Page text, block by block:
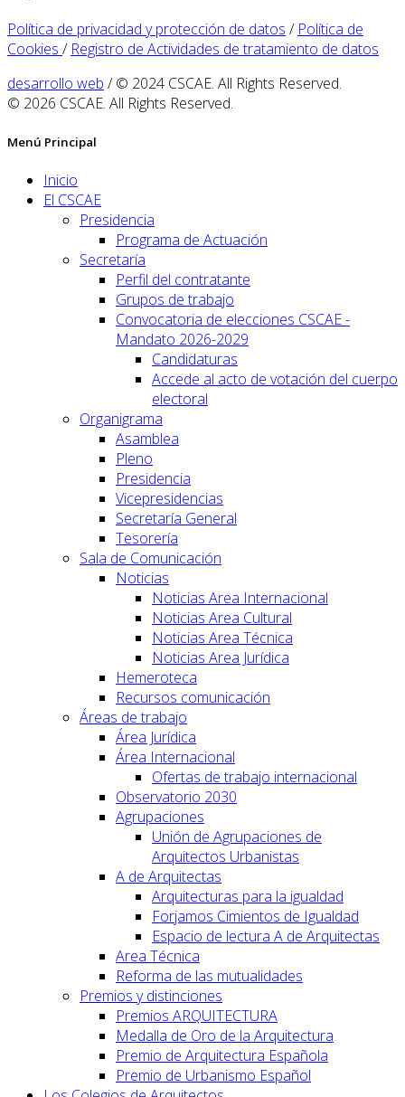
Política de privacidad y protección de datos / Política de
Cookies / Registro de Actividades de tratamiento de datos
desarrollo web / © 2024 CSCAE. All Rights Reserved.
© 2026 CSCAE. All Rights Reserved.
Menú Principal
Inicio
El CSCAE
Presidencia
Programa de Actuación
Secretaría
Perfil del contratante
Grupos de trabajo
Convocatoria de elecciones CSCAE -
Mandato 2026-2029
Candidaturas
Accede al acto de votación del cuerpo
electoral
Organigrama
Asamblea
Pleno
Presidencia
Vicepresidencias
Secretaría General
Tesorería
Sala de Comunicación
Noticias
Noticias Area Internacional
Noticias Area Cultural
Noticias Area Técnica
Noticias Area Jurídica
Hemeroteca
Recursos comunicación
Áreas de trabajo
Área Jurídica
Área Internacional
Ofertas de trabajo internacional
Observatorio 2030
Agrupaciones
Unión de Agrupaciones de
Arquitectos Urbanistas
A de Arquitectas
Arquitecturas para la igualdad
Forjamos Cimientos de Igualdad
Espacio de lectura A de Arquitectas
Area Técnica
Reforma de las mutualidades
Premios y distinciones
Premios ARQUITECTURA
Medalla de Oro de la Arquitectura
Premio de Arquitectura Española
Premio de Urbanismo Español